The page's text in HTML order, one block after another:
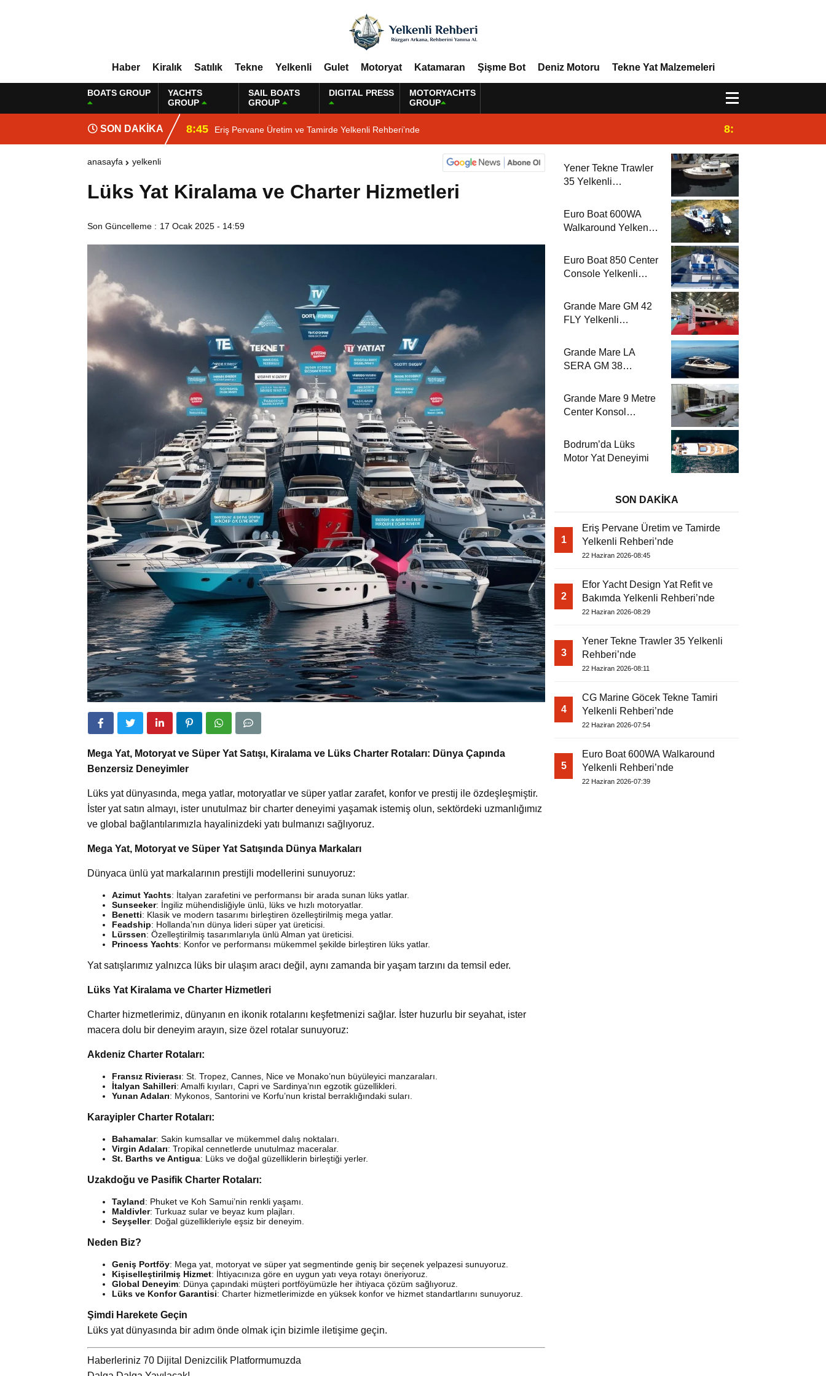
Haber Kiralık Satılık Tekne Yelkenli Gulet Motoryat Katamaran Şişme Bot Deniz Motoru Tekne Yat Malzemeleri
BOATS GROUP
YACHTS
GROUP
SAIL BOATS
GROUP
DIGITAL PRESS
MOTORYACHTS
GROUP
SON DAKİKA 8:45 Eriş Pervane Üretim ve Tamirde Yelkenli Rehberi’nde 8:29
anasayfa yelkenli
Lüks Yat Kiralama ve Charter Hizmetleri
Son Güncelleme : 17 Ocak 2025 - 14:59
Mega Yat, Motoryat ve Süper Yat Satışı, Kiralama ve Lüks Charter Rotaları: Dünya Çapında
Benzersiz Deneyimler
Lüks yat dünyasında, mega yatlar, motoryatlar ve süper yatlar zarafet, konfor ve prestij ile özdeşleşmiştir.
İster yat satın almayı, ister unutulmaz bir charter deneyimi yaşamak istemiş olun, sektördeki uzmanlığımız
ve global bağlantılarımızla hayalinizdeki yatı bulmanızı sağlıyoruz.
Mega Yat, Motoryat ve Süper Yat Satışında Dünya Markaları
Dünyaca ünlü yat markalarının prestijli modellerini sunuyoruz:
Azimut Yachts: İtalyan zarafetini ve performansı bir arada sunan lüks yatlar.
Sunseeker: İngiliz mühendisliğiyle ünlü, lüks ve hızlı motoryatlar.
Benetti: Klasik ve modern tasarımı birleştiren özelleştirilmiş mega yatlar.
Feadship: Hollanda’nın dünya lideri süper yat üreticisi.
Lürssen: Özelleştirilmiş tasarımlarıyla ünlü Alman yat üreticisi.
Princess Yachts: Konfor ve performansı mükemmel şekilde birleştiren lüks yatlar.
Yat satışlarımız yalnızca lüks bir ulaşım aracı değil, aynı zamanda bir yaşam tarzını da temsil eder.
Lüks Yat Kiralama ve Charter Hizmetleri
Charter hizmetlerimiz, dünyanın en ikonik rotalarını keşfetmenizi sağlar. İster huzurlu bir seyahat, ister
macera dolu bir deneyim arayın, size özel rotalar sunuyoruz:
Akdeniz Charter Rotaları:
Fransız Rivierası: St. Tropez, Cannes, Nice ve Monako’nun büyüleyici manzaraları.
İtalyan Sahilleri: Amalfi kıyıları, Capri ve Sardinya’nın egzotik güzellikleri.
Yunan Adaları: Mykonos, Santorini ve Korfu’nun kristal berraklığındaki suları.
Karayipler Charter Rotaları:
Bahamalar: Sakin kumsallar ve mükemmel dalış noktaları.
Virgin Adaları: Tropikal cennetlerde unutulmaz maceralar.
St. Barths ve Antigua: Lüks ve doğal güzelliklerin birleştiği yerler.
Uzakdoğu ve Pasifik Charter Rotaları:
Tayland: Phuket ve Koh Samui’nin renkli yaşamı.
Maldivler: Turkuaz sular ve beyaz kum plajları.
Seyşeller: Doğal güzellikleriyle eşsiz bir deneyim.
Neden Biz?
Geniş Portföy: Mega yat, motoryat ve süper yat segmentinde geniş bir seçenek yelpazesi sunuyoruz.
Kişiselleştirilmiş Hizmet: İhtiyacınıza göre en uygun yatı veya rotayı öneriyoruz.
Global Deneyim: Dünya çapındaki müşteri portföyümüzle her ihtiyaca çözüm sağlıyoruz.
Lüks ve Konfor Garantisi: Charter hizmetlerimizde en yüksek konfor ve hizmet standartlarını sunuyoruz.
Şimdi Harekete Geçin
Lüks yat dünyasında bir adım önde olmak için bizimle iletişime geçin.
Haberleriniz 70 Dijital Denizcilik Platformumuzda
Yener Tekne Trawler
35 Yelkenli
Euro Boat 600WA
Walkaround Yelkenli
Euro Boat 850 Center
Console Yelkenli
Grande Mare GM 42
FLY Yelkenli
Grande Mare LA
SERA GM 38
Grande Mare 9 Metre
Center Konsol
Bodrum’da Lüks
Motor Yat Deneyimi
SON DAKİKA
1
Eriş Pervane Üretim ve Tamirde
Yelkenli Rehberi’nde
22 Haziran 2026-08:45
2
Efor Yacht Design Yat Refit ve
Bakımda Yelkenli Rehberi’nde
22 Haziran 2026-08:29
3
Yener Tekne Trawler 35 Yelkenli
Rehberi’nde
22 Haziran 2026-08:11
4
CG Marine Göcek Tekne Tamiri
Yelkenli Rehberi’nde
22 Haziran 2026-07:54
5
Euro Boat 600WA Walkaround
Yelkenli Rehberi’nde
22 Haziran 2026-07:39